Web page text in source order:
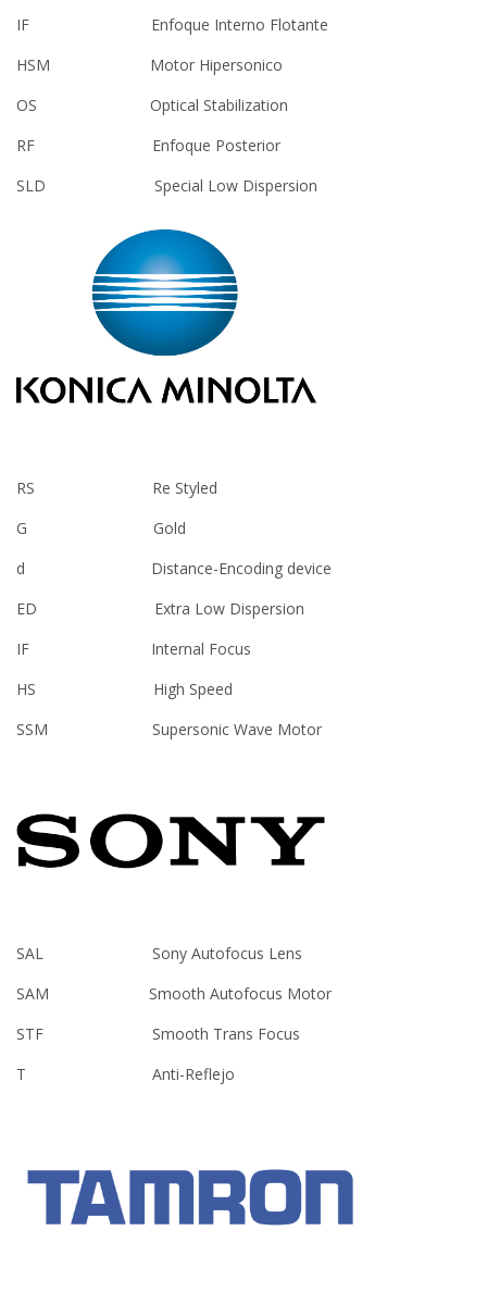
IF Enfoque Interno Flotante
HSM Motor Hipersonico
OS Optical Stabilization
RF Enfoque Posterior
SLD Special Low Dispersion
RS Re Styled
G Gold
d Distance-Encoding device
ED Extra Low Dispersion
IF Internal Focus
HS High Speed
SSM Supersonic Wave Motor
SAL Sony Autofocus Lens
SAM Smooth Autofocus Motor
STF Smooth Trans Focus
T Anti-Reflejo